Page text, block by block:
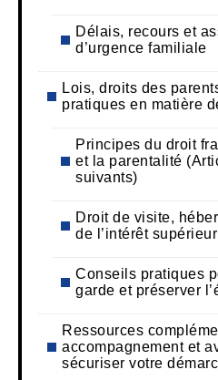
Délais, recours et
d’urgence familiale
Lois, droits des
pratiques en matière
Principes du droit
et la parentalité
suivants)
Droit de visite,
de l’intérêt
Conseils pratiques
garde et préserver
Ressources
accompagnement et
sécuriser votre